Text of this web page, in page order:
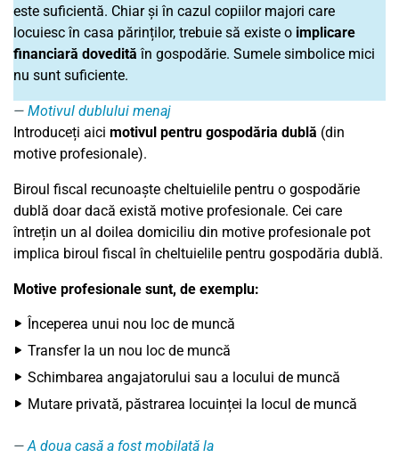
este suficientă. Chiar și în cazul copiilor majori care
locuiesc în casa părinților, trebuie să existe o implicare
financiară dovedită în gospodărie. Sumele simbolice mici
nu sunt suficiente.
Motivul dublului menaj
Introduceți aici motivul pentru gospodăria dublă (din
motive profesionale).
Biroul fiscal recunoaște cheltuielile pentru o gospodărie
dublă doar dacă există motive profesionale. Cei care
întrețin un al doilea domiciliu din motive profesionale pot
implica biroul fiscal în cheltuielile pentru gospodăria dublă.
Motive profesionale sunt, de exemplu:
Începerea unui nou loc de muncă
Transfer la un nou loc de muncă
Schimbarea angajatorului sau a locului de muncă
Mutare privată, păstrarea locuinței la locul de muncă
A doua casă a fost mobilată la